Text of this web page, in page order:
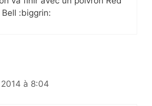
:biggrin:
à 8:04